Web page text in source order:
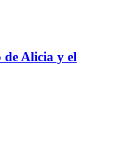
de Alicia y el